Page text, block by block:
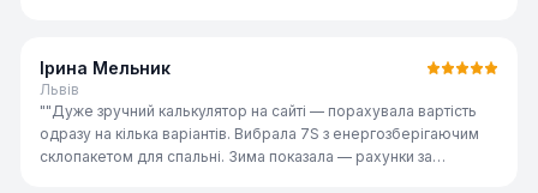
Ірина Мельник
Львів
""Дуже зручний калькулятор на сайті — порахувала вартість
одразу на кілька варіантів. Вибрала 7S з енергозберігаючим
склопакетом для спальні. Зима показала — рахунки за